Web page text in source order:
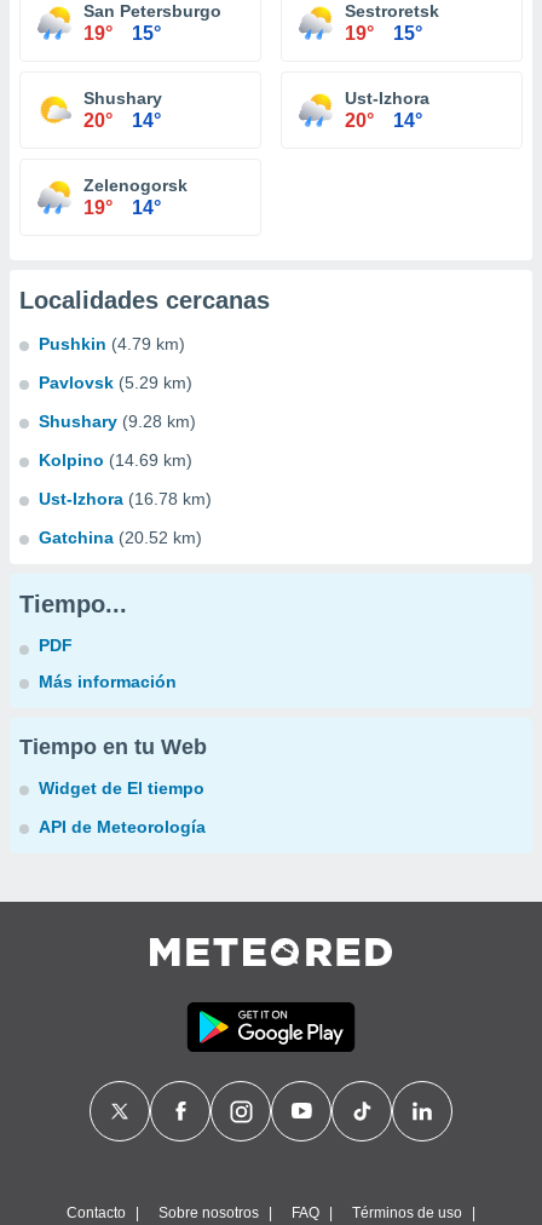
San Petersburgo
19° 15°
Sestroretsk
19° 15°
Shushary
20° 14°
Ust-Izhora
20° 14°
Zelenogorsk
19° 14°
Localidades cercanas
Pushkin (4.79 km)
Pavlovsk (5.29 km)
Shushary (9.28 km)
Kolpino (14.69 km)
Ust-Izhora (16.78 km)
Gatchina (20.52 km)
Tiempo...
PDF
Más información
Tiempo en tu Web
Widget de El tiempo
API de Meteorología
Contacto Sobre nosotros FAQ Términos de uso